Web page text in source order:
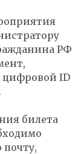
РФ
цифровой ID
билета